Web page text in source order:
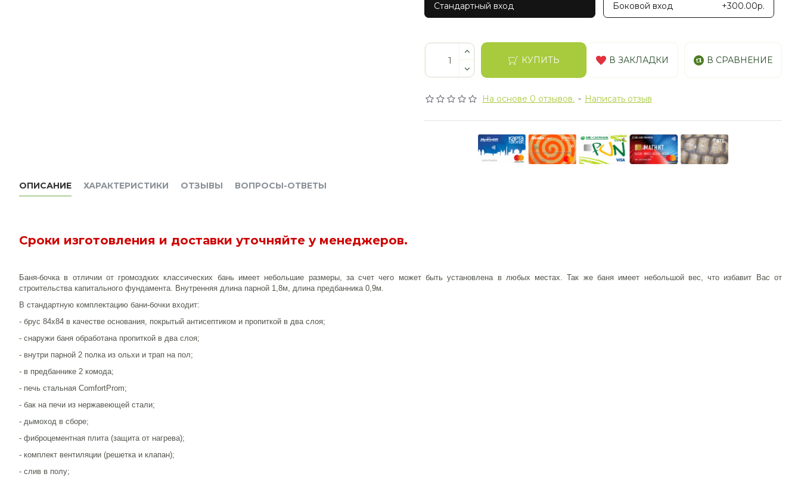
На основе 0 отзывов. - Написать отзыв
Стандартный вход
Боковой вход +300.00р.
КУПИТЬ В ЗАКЛАДКИ В СРАВНЕНИЕ
ОПИСАНИЕ ХАРАКТЕРИСТИКИ ОТЗЫВЫ ВОПРОСЫ-ОТВЕТЫ
Сроки изготовления и доставки уточняйте у менеджеров.
Баня-бочка в отличии от громоздких классических бань имеет небольшие размеры, за счет чего может быть установлена в любых местах. Так же баня имеет небольшой вес, что избавит Вас от
строительства капитального фундамента. Внутренняя длина парной 1,8м, длина предбанника 0,9м.
В стандартную комплектацию бани-бочки входит:
- брус 84х84 в качестве основания, покрытый антисептиком и пропиткой в два слоя;
- снаружи баня обработана пропиткой в два слоя;
- внутри парной 2 полка из ольхи и трап на пол;
- в предбаннике 2 комода;
- печь стальная ComfortProm;
- бак на печи из нержавеющей стали;
- дымоход в сборе;
- фиброцементная плита (защита от нагрева);
- комплект вентиляции (решетка и клапан);
- слив в полу;